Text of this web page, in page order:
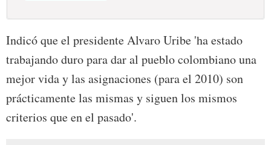
Indicó que el presidente Alvaro Uribe 'ha estado
trabajando duro para dar al pueblo colombiano una
mejor vida y las asignaciones (para el 2010) son
prácticamente las mismas y siguen los mismos
criterios que en el pasado'.